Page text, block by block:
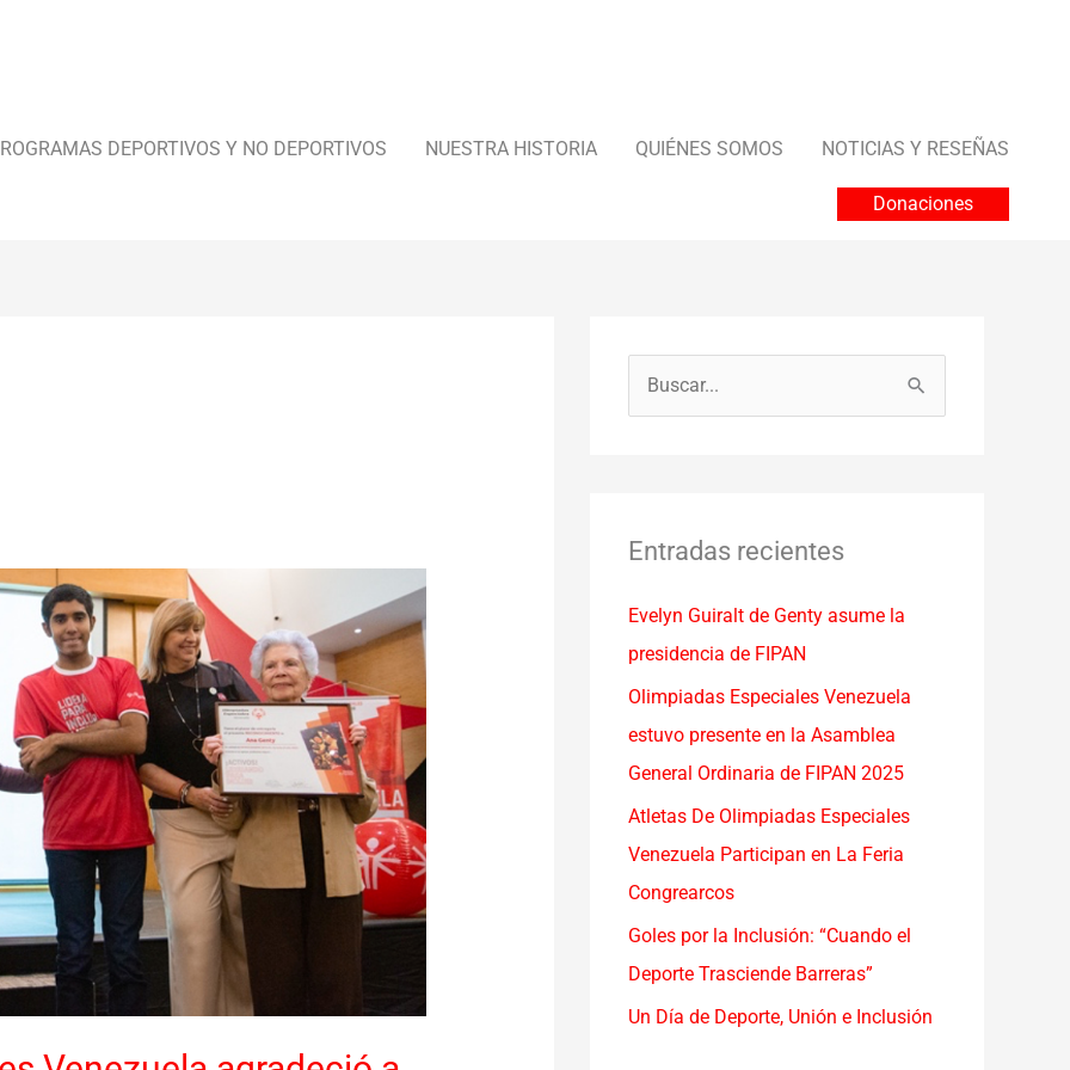
DEPORTIVOS Y NO DEPORTIVOS NUESTRA HISTORIA QUIÉNES SOMOS NOTICIAS Y RESEÑAS
Donaciones
a
p
o
r
:
Entradas recientes
Evelyn Guiralt de Genty asume la
presidencia de FIPAN
Olimpiadas Especiales Venezuela
estuvo presente en la Asamblea
General Ordinaria de FIPAN 2025
Atletas De Olimpiadas Especiales
Venezuela Participan en La Feria
Congrearcos
Goles por la Inclusión: “Cuando el
Deporte Trasciende Barreras”
Un Día de Deporte, Unión e Inclusión